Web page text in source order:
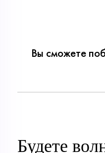
Вы сможете
Будете